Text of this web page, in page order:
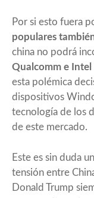
Por si esto fuera
populares
china no podrá
Qualcomm e Intel
esta polémica
dispositivos
tecnología de los
de este mercado.
Este es sin duda
tensión entre
Donald Trump